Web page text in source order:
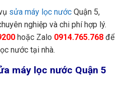
sửa máy lọc nước Quận 5,
nghiệp và chi phí hợp lý.
hoặc Zalo 0914.765.768 để
nước tại nhà.
máy lọc nước Quận 5